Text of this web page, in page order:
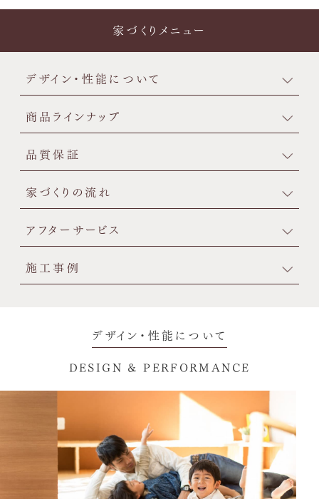
将来的まで住宅が資産として受け継
がれるからです。
また火災保険の割引制度が利用できる
造」を標準仕様としています。
家づくりメニュー
デザイン・性能について
商品ラインナップ
品質保証
家づくりの流れ
アフターサービス
施工事例
デザイン・性能について
DESIGN & PERFORMANCE